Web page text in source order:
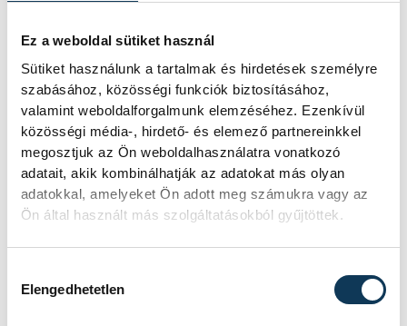
Ez a weboldal sütiket használ
Sütiket használunk a tartalmak és hirdetések személyre
szabásához, közösségi funkciók biztosításához,
valamint weboldalforgalmunk elemzéséhez. Ezenkívül
közösségi média-, hirdető- és elemező partnereinkkel
megosztjuk az Ön weboldalhasználatra vonatkozó
adatait, akik kombinálhatják az adatokat más olyan
adatokkal, amelyeket Ön adott meg számukra vagy az
Ön által használt más szolgáltatásokból gyűjtöttek.
Elengedhetetlen
gondolatait a kiállításmegnyitón.